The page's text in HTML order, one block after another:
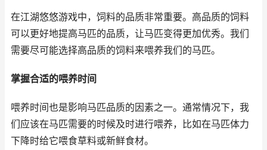
在江湖悠悠游戏中，饲料的品质非常重要。高品质的饲料
可以更好地提高马匹的品质，让马匹变得更加优秀。我们
需要尽可能选择高品质的饲料来喂养我们的马匹。
掌握合适的喂养时间
喂养时间也是影响马匹品质的因素之一。通常情况下，我
们应该在马匹需要的时候及时进行喂养，比如在马匹体力
下降时给它喂食草料或新鲜食材。